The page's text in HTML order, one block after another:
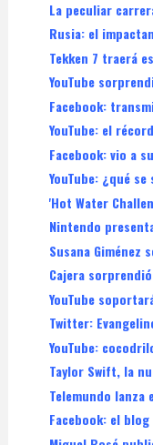
La peculiar
Rusia: el
Tekken 7 traerá
YouTube
Facebook:
YouTube: el
Facebook: vio a
YouTube: ¿qué
'Hot Water
Nintendo
Susana Giménez
Cajera
YouTube
Twitter:
YouTube:
Taylor Swift, la
Telemundo
Facebook: el